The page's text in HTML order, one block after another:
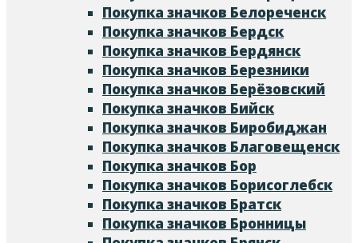
Покупка значков Белореченск
Покупка значков Бердск
Покупка значков Бердянск
Покупка значков Березники
Покупка значков Берёзовский
Покупка значков Бийск
Покупка значков Биробиджан
Покупка значков Благовещенск
Покупка значков Бор
Покупка значков Борисоглебск
Покупка значков Братск
Покупка значков Бронницы